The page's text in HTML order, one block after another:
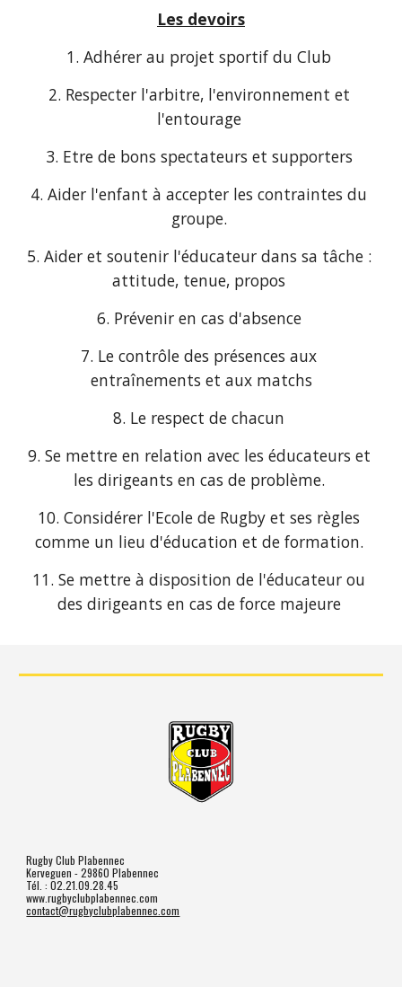
Les devoirs
1. Adhérer au projet sportif du Club
2. Respecter l'arbitre, l'environnement et
l'entourage
3. Etre de bons spectateurs et supporters
4. Aider l'enfant à accepter les contraintes du
groupe.
5. Aider et soutenir l'éducateur dans sa tâche :
attitude, tenue, propos
6. Prévenir en cas d'absence
7. Le contrôle des présences aux
entraînements et aux matchs
8. Le respect de chacun
9. Se mettre en relation avec les éducateurs et
les dirigeants en cas de problème.
10. Considérer l'Ecole de Rugby et ses règles
comme un lieu d'éducation et de formation.
11. Se mettre à disposition de l'éducateur ou
des dirigeants en cas de force majeure
Rugby Club Plabennec
Kerveguen - 29860 Plabennec
Tél. : 02.21.09.28.45
www.rugbyclubplabennec.com
contact@rugbyclubplabennec.com